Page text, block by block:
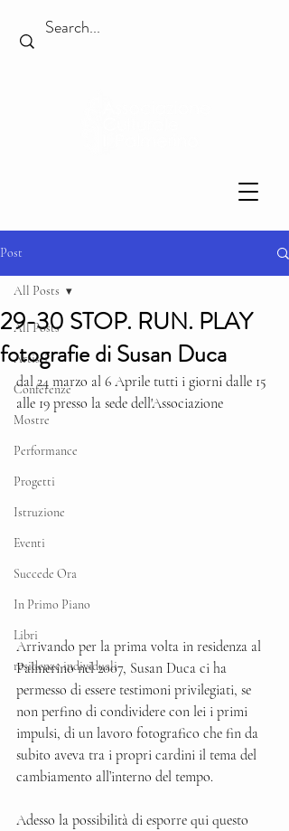
Post
All Posts
Artisti
Conferenze
Mostre
Performance
Progetti
Istruzione
Eventi
Succede Ora
In Primo Piano
Libri
residenze individuali
All Posts
29-30 STOP. RUN. PLAY
fotografie di Susan Duca
dal 24 marzo al 6 Aprile tutti i giorni dalle 15
alle 19 presso la sede dell'Associazione
Arrivando per la prima volta in residenza al
Palmerino nel 2007, Susan Duca ci ha
permesso di essere testimoni privilegiati, se
non perfino di condividere con lei i primi
impulsi, di un lavoro fotografico che fin da
subito aveva tra i propri cardini il tema del
cambiamento all’interno del tempo.
Adesso la possibilità di esporre qui questo